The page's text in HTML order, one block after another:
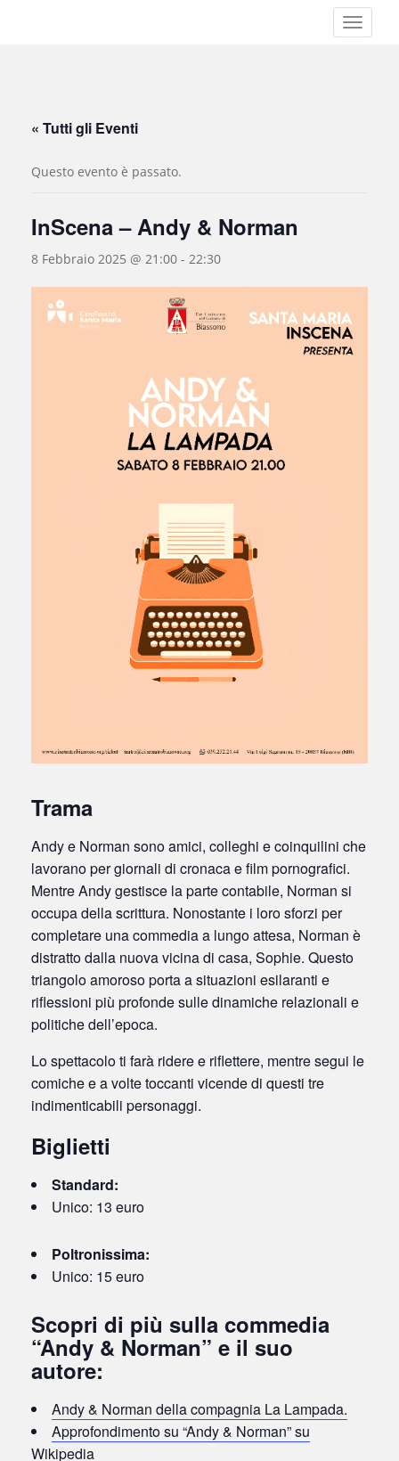
« Tutti gli Eventi
Questo evento è passato.
InScena – Andy & Norman
8 Febbraio 2025 @ 21:00 - 22:30
Trama
Andy e Norman sono amici, colleghi e coinquilini che
lavorano per giornali di cronaca e film pornografici.
Mentre Andy gestisce la parte contabile, Norman si
occupa della scrittura. Nonostante i loro sforzi per
completare una commedia a lungo attesa, Norman è
distratto dalla nuova vicina di casa, Sophie. Questo
triangolo amoroso porta a situazioni esilaranti e
riflessioni più profonde sulle dinamiche relazionali e
politiche dell’epoca.
Lo spettacolo ti farà ridere e riflettere, mentre segui le
comiche e a volte toccanti vicende di questi tre
indimenticabili personaggi.
Biglietti
Standard:
Unico: 13 euro
Poltronissima:
Unico: 15 euro
Scopri di più sulla commedia
“Andy & Norman” e il suo
autore:
Andy & Norman della compagnia La Lampada.
Approfondimento su “Andy & Norman” su
Wikipedia